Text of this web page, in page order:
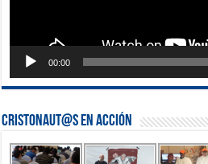
00:00
Cristonaut@s en Acción